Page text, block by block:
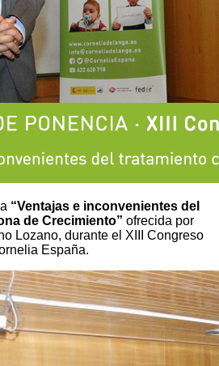
“Ventajas e inconvenientes del
de Crecimiento” ofrecida por
Lozano, durante el XIII Congreso
España.